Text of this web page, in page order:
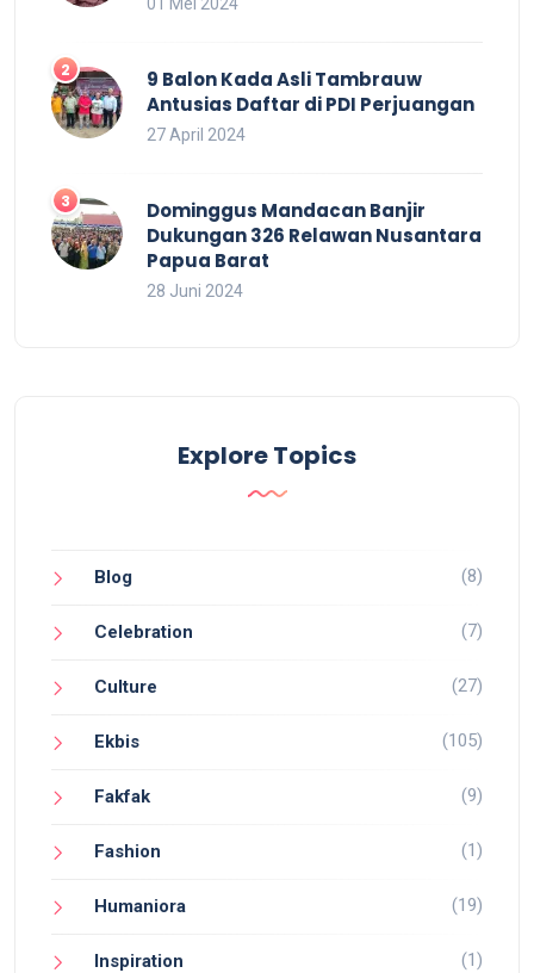
9 Balon Kada Asli Tambrauw
Antusias Daftar di PDI Perjuangan
27 April 2024
Dominggus Mandacan Banjir
Dukungan 326 Relawan Nusantara
Papua Barat
28 Juni 2024
Explore Topics
Blog (8)
Celebration (7)
Culture (27)
Ekbis (105)
Fakfak (9)
Fashion (1)
Humaniora (19)
Inspiration (1)